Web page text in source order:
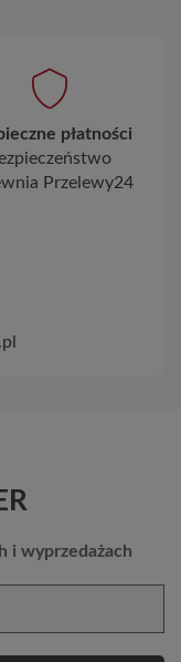
płatności
Przelewy24
i wyprzedażach